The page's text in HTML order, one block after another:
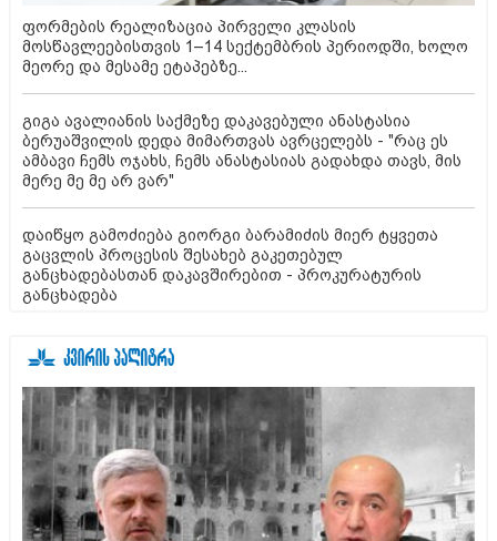
ფორმების რეალიზაცია პირველი კლასის
მოსწავლეებისთვის 1–14 სექტემბრის პერიოდში, ხოლო
მეორე და მესამე ეტაპებზე...
გიგა ავალიანის საქმეზე დაკავებული ანასტასია
ბერუაშვილის დედა მიმართვას ავრცელებს - "რაც ეს
ამბავი ჩემს ოჯახს, ჩემს ანასტასიას გადახდა თავს, მის
მერე მე მე არ ვარ"
დაიწყო გამოძიება გიორგი ბარამიძის მიერ ტყვეთა
გაცვლის პროცესის შესახებ გაკეთებულ
განცხადებასთან დაკავშირებით - პროკურატურის
განცხადება